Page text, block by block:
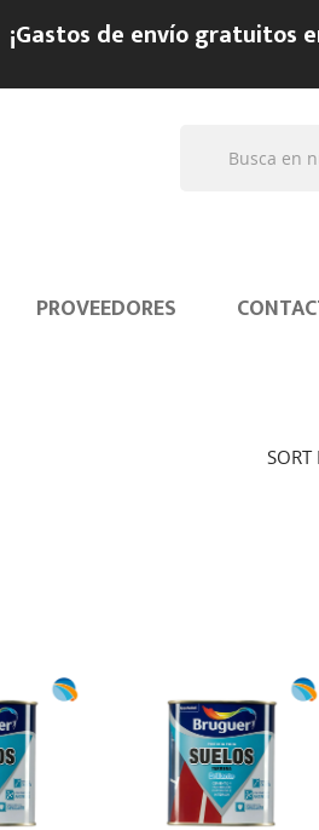
¡Gastos de envío gratuitos
PROVEEDORES
SORT